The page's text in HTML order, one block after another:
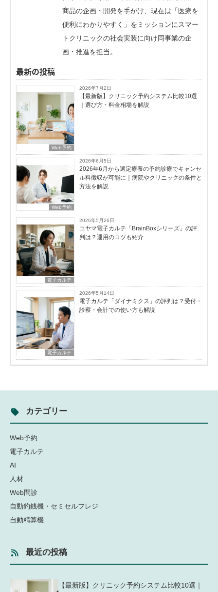
商品の企画・開発を手がけ、現在は「医療を
便利にわかりやすく」をミッションにスマー
トクリニックの社会実装に向け同事業の企
画・推進を担当。
最新の投稿
Web予約
2026年7月2日
【最新版】クリニック予約システム比較10選
｜選び方・料金相場を解説
Web予約
2026年6月5日
2026年6月から選定療養の予約診療でキャンセ
ル料徴収が可能に｜病院やクリニックの条件と
方法を解説
電子カルテ
2026年5月26日
ユヤマ電子カルテ「BrainBoxシリーズ」の評
判は？運用のコツも紹介
電子カルテ
2026年5月14日
電子カルテ「ダイナミクス」の評判は？受付・
診察・会計での使い方も解説
カテゴリー
Web予約
電子カルテ
AI
人材
Web問診
自動釣銭機・セミセルフレジ
自動精算機
最近の投稿
【最新版】クリニック予約システム比較10選｜